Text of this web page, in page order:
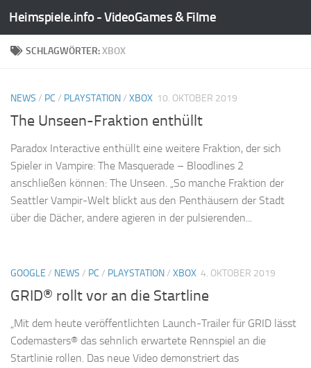
Zum Inhalt springen
Heimspiele.info - VideoGames & Filme
SCHLAGWÖRTER:XBOX
NEWS / PC / PLAYSTATION/ XBOX 10. OKTOBER 2019
The Unseen-Fraktion enthüllt
Paradox Interactive enthüllt eine weitere Fraktion, der sich
Spieler in Vampire: The Masquerade – Bloodlines 2
anschließen können: The Unseen. „So manche Fraktion der
Seattler Vampir-Welt blickt aus den Penthäusern der Stadt
über die Dächer, andere agieren in der pulsierenden...
GOOGLE / NEWS / PC / PLAYSTATION/ XBOX 4. OKTOBER 2019
GRID® rollt vor an die Startline
„Mit dem heute veröffentlichten Launch-Trailer für GRID lässt
Codemasters® das sehnlich erwartete Rennspiel an die
Startlinie rollen. Das neue Video demonstriert das